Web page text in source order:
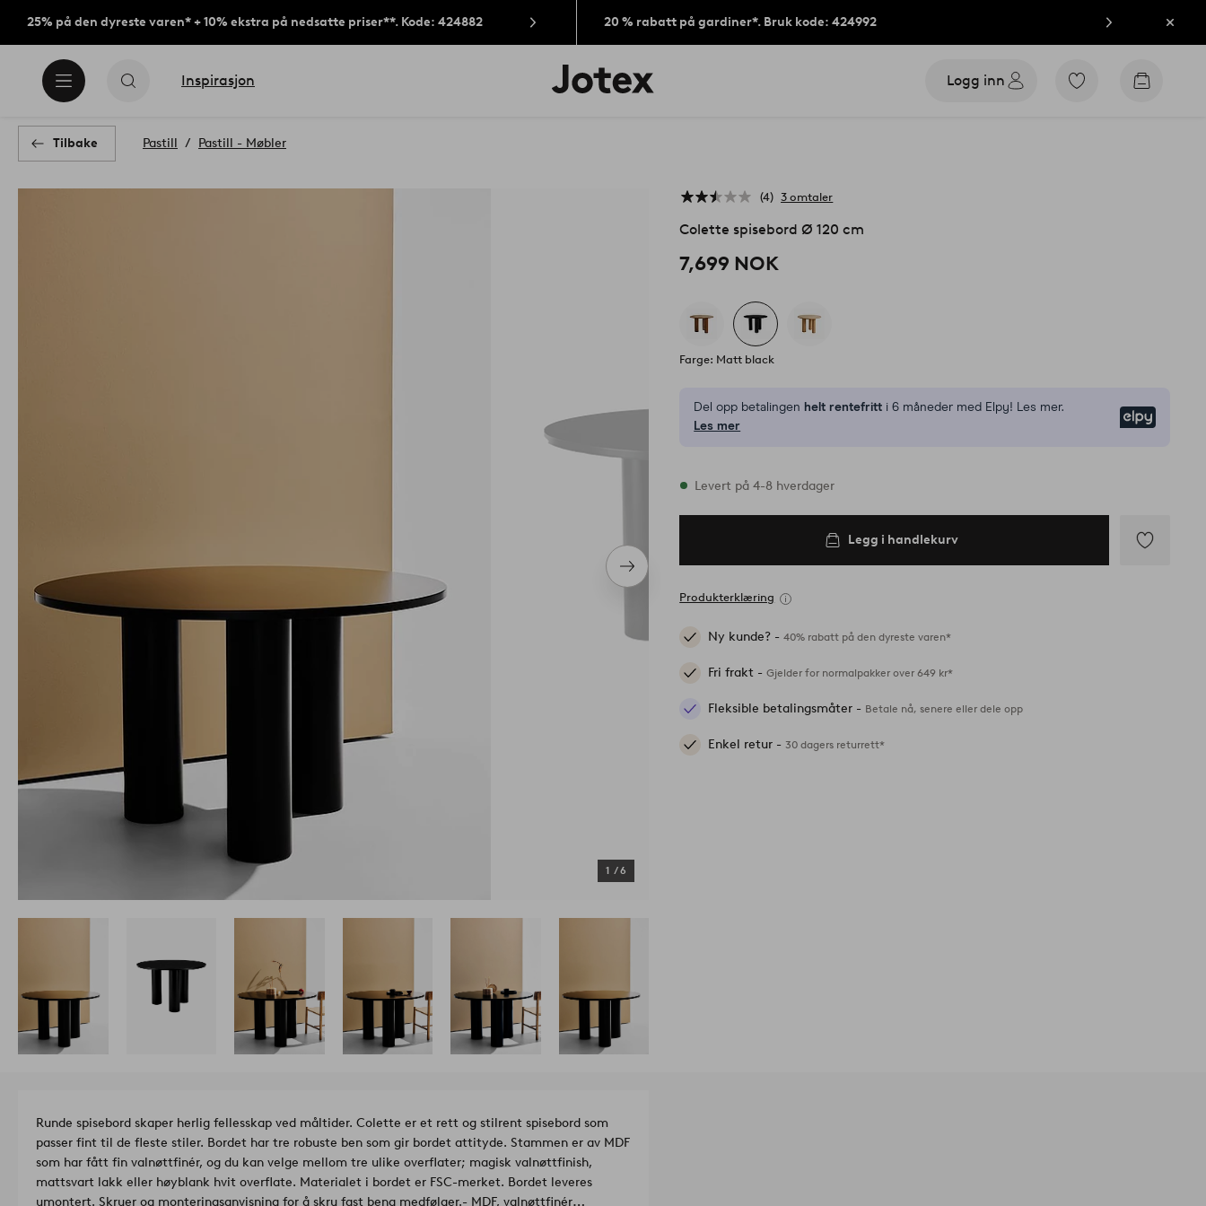
25% på den dyreste varen* + 10% ekstra på nedsatte priser**. Kode: 424882 20 % rabatt på gardiner*. Bruk kode: 424992 Lukk
Inspirasjon
Jotex’
logo
Logg inn
Gå
Gå
Tilbake Pastill Pastill - Møbler
Neste
produkt
1 /6
4 3 omtaler
Colette spisebord Ø 120 cm
7,699 NOK
Farge: Matt black
Del opp betalingen helt rentefritt i 6 måneder med Elpy! Les mer.
Les mer
På lager
Levert på 4-8 hverdager
Legg i handlekurv
Produkterklæring
Ny kunde? -40% rabatt på den dyreste varen*
Fri frakt -Gjelder for normalpakker over 649 kr*
Fleksible betalingsmåter - Betale nå, senere eller dele opp
Enkel retur -30 dagers returrett*
Runde spisebord skaper herlig fellesskap ved måltider. Colette er et rett og stilrent spisebord som
passer fint til de fleste stiler. Bordet har tre robuste ben som gir bordet attityde. Stammen er av MDF
som har fått fin valnøttfinér, og du kan velge mellom tre ulike overflater; magisk valnøttfinish,
mattsvart lakk eller høyblank hvit overflate. Materialet i bordet er FSC-merket. Bordet leveres
umontert. Skruer og monteringsanvisning for å skru fast bena medfølger.- MDF, valnøttfinér